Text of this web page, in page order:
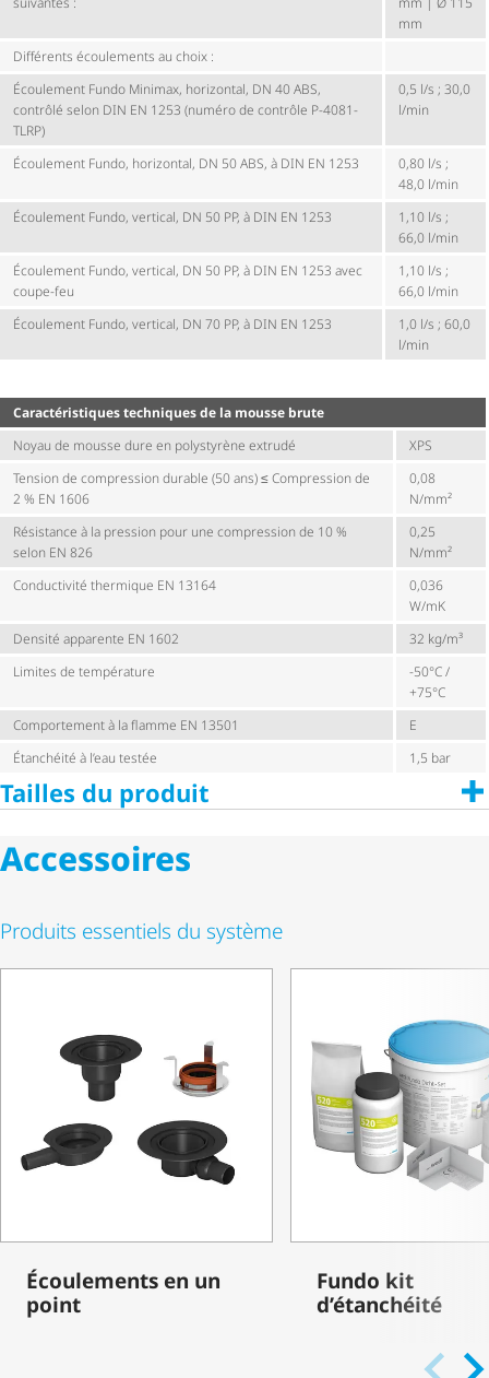
mm
Différents écoulements au choix :
Écoulement Fundo Minimax, horizontal, DN 40 ABS,
contrôlé selon DIN EN 1253 (numéro de contrôle P-4081-
TLRP)
0,5 l/s ; 30,0
l/min
Écoulement Fundo, horizontal, DN 50 ABS, à DIN EN 1253
0,80 l/s ;
48,0 l/min
Écoulement Fundo, vertical, DN 50 PP, à DIN EN 1253
1,10 l/s ;
66,0 l/min
Écoulement Fundo, vertical, DN 50 PP, à DIN EN 1253 avec
coupe-feu
1,10 l/s ;
66,0 l/min
Écoulement Fundo, vertical, DN 70 PP, à DIN EN 1253
1,0 l/s ; 60,0
l/min
Carac­té­ris­tiques techniques de la mousse brute
Noyau de mousse dure en polystyrène extrudé
XPS
Tension de compression durable (50 ans) ≤ Compression de
2 % EN 1606
0,08
N/mm²
Résistance à la pression pour une compression de 10 %
selon EN 826
0,25
N/mm²
Conductivité thermique EN 13164
0,036
W/mK
Densité apparente EN 1602
32 kg/m³
Limites de température
-50°C /
+75°C
Comportement à la flamme EN 13501
E
Étanchéité à l’eau testée
1,5 bar
Tailles du produit
Accessoires
Produits essentiels du système
Écoulements en un
point
Fundo kit
d’étanchéité